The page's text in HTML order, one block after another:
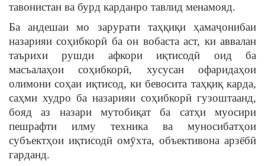
тавонистан ва бурд карданро тавлид менамояд.
Ба андешаи мо зарурати таҳқиқи ҳамаҷонибаи
назарияи соҳибкорӣ ба он вобаста аст, ки аввалан
таърихи рушди афкори иқтисодӣ оид ба
масъалаҳои соҳибкорӣ, хусусан офаридаҳои
олимони соҳаи иқтисод, ки бевосита таҳқиқ карда,
саҳми худро ба назарияи соҳибкорӣ гузоштаанд,
бояд аз назари мутобиқат ба сатҳи муосири
пешрафти илму техника ва муносибатҳои
субъектҳои иқтисодӣ омӯхта, объективона арзёбӣ
гарданд.